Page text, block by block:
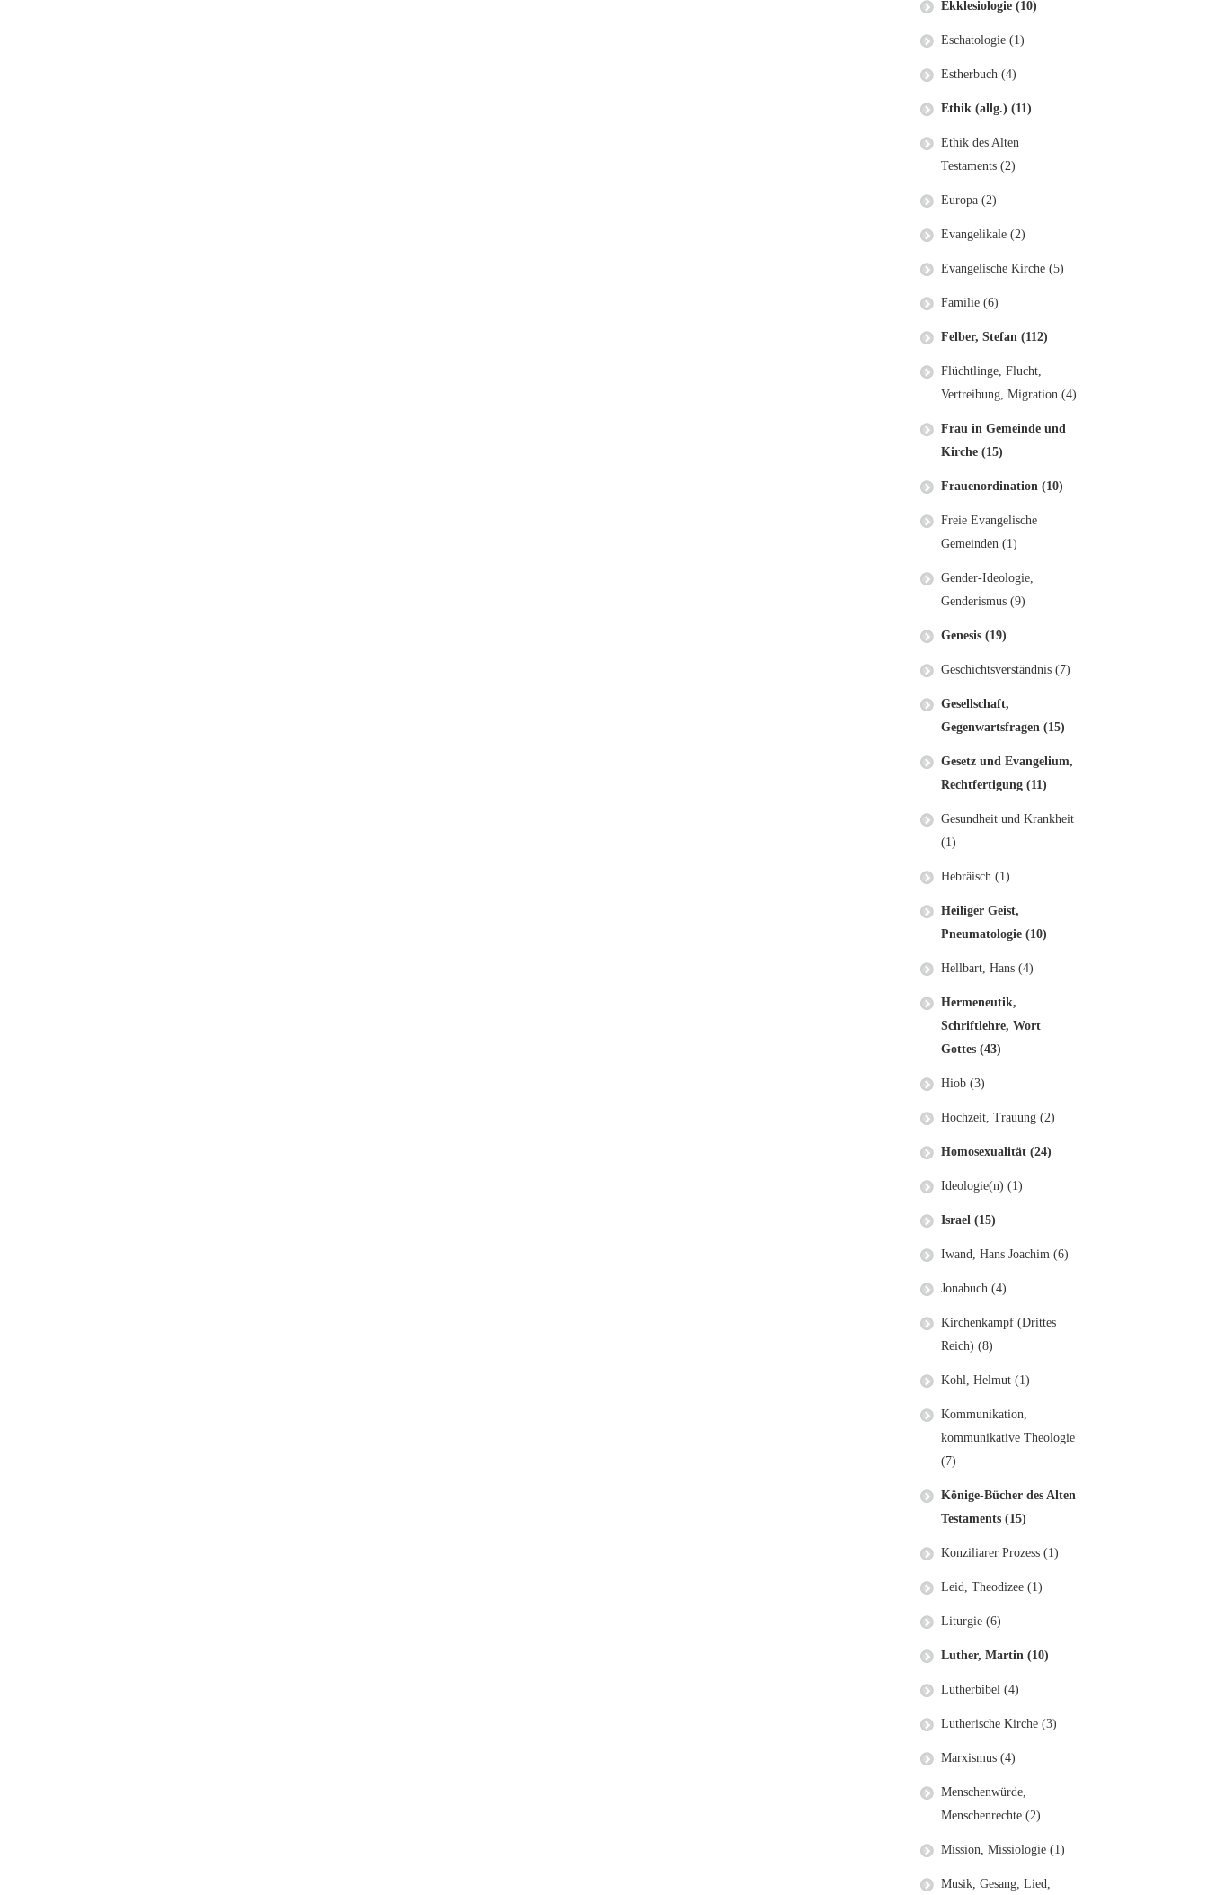
Ekklesiologie (10)
Eschatologie (1)
Estherbuch (4)
Ethik (allg.) (11)
Ethik des Alten
Testaments (2)
Europa (2)
Evangelikale (2)
Evangelische Kirche (5)
Familie (6)
Felber, Stefan (112)
Flüchtlinge, Flucht,
Vertreibung, Migration (4)
Frau in Gemeinde und
Kirche (15)
Frauenordination (10)
Freie Evangelische
Gemeinden (1)
Gender-Ideologie,
Genderismus (9)
Genesis (19)
Geschichtsverständnis (7)
Gesellschaft,
Gegenwartsfragen (15)
Gesetz und Evangelium,
Rechtfertigung (11)
Gesundheit und Krankheit
(1)
Hebräisch (1)
Heiliger Geist,
Pneumatologie (10)
Hellbart, Hans (4)
Hermeneutik,
Schriftlehre, Wort
Gottes (43)
Hiob (3)
Hochzeit, Trauung (2)
Homosexualität (24)
Ideologie(n) (1)
Israel (15)
Iwand, Hans Joachim (6)
Jonabuch (4)
Kirchenkampf (Drittes
Reich) (8)
Kohl, Helmut (1)
Kommunikation,
kommunikative Theologie
(7)
Könige-Bücher des Alten
Testaments (15)
Konziliarer Prozess (1)
Leid, Theodizee (1)
Liturgie (6)
Luther, Martin (10)
Lutherbibel (4)
Lutherische Kirche (3)
Marxismus (4)
Menschenwürde,
Menschenrechte (2)
Mission, Missiologie (1)
Musik, Gesang, Lied,